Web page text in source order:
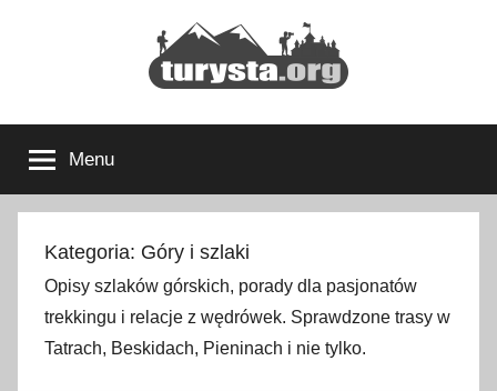
Turysta.org
podróżniczy
i
portal
turystyczny
Menu
Kategoria: Góry i szlaki
Opisy szlaków górskich, porady dla pasjonatów
trekkingu i relacje z wędrówek. Sprawdzone trasy w
Tatrach, Beskidach, Pieninach i nie tylko.